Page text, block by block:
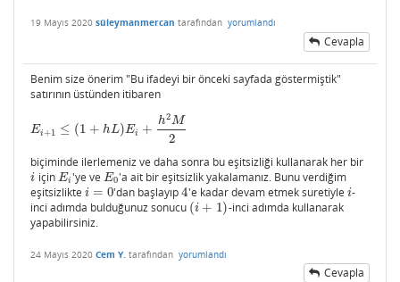
19 Mayıs 2020 süleymanmercan tarafından yorumlandı
Cevapla
Benim size önerim "Bu ifadeyi bir önceki sayfada göstermiştik"
satırının üstünden itibaren
Ei+1 ≤ (1 + hL)Ei +
h2M
2
Ei+ 1≤( 1+ hL)Ei+h 2M 2
biçiminde ilerlemeniz ve daha sonra bu eşitsizliği kullanarak her bir
i
i için Ei
Ei 'ye ve E0
E0'a ait bir eşitsizlik yakalamanız. Bunu verdiğim
eşitsizlikte i = 0
i= 0 'dan başlayıp4
4'e kadar devam etmek suretiyle i
i-
inci adımda bulduğunuz sonucu (i + 1)
(i+ 1)
-inci adımda kullanarak
yapabilirsiniz.
24 Mayıs 2020 Cem Y. tarafından yorumlandı
Cevapla